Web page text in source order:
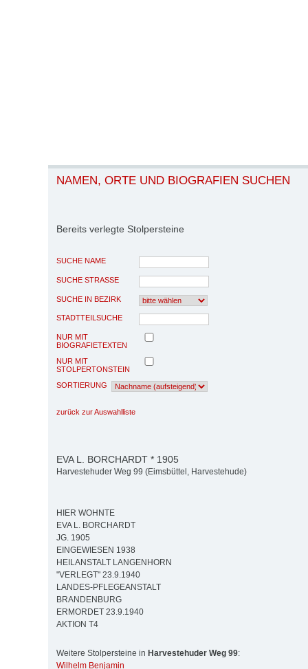
NAMEN, ORTE UND BIOGRAFIEN SUCHEN
Bereits verlegte Stolpersteine
SUCHE NAME
SUCHE STRASSE
SUCHE IN BEZIRK
STADTTEILSUCHE
NUR MIT
BIOGRAFIETEXTEN
NUR MIT
STOLPERTONSTEIN
SORTIERUNG
zurück zur Auswahlliste
EVA L. BORCHARDT * 1905
Harvestehuder Weg 99 (Eimsbüttel, Harvestehude)
HIER WOHNTE
EVA L. BORCHARDT
JG. 1905
EINGEWIESEN 1938
HEILANSTALT LANGENHORN
"VERLEGT" 23.9.1940
LANDES-PFLEGEANSTALT
BRANDENBURG
ERMORDET 23.9.1940
AKTION T4
Weitere Stolpersteine in Harvestehuder Weg 99:
Wilhelm Benjamin